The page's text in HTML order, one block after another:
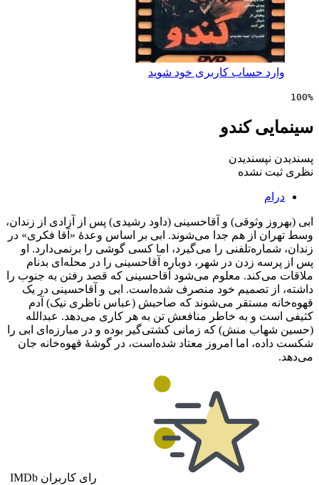
حساب کاربری خود شوید
کندو
نشده
وثوقی) و آقاحسینی (داود رشیدی) پس از آزادی از زندان،
از هم جدا می‌شوند. ابی بر اساس وعدهٔ «آقا فکری» در
را می‌گیرد، اما کسی گوشی را برنمی‌دارد. او
زدن در شهر، دوباره آقاحسینی را در محله‌ای بدنام
معلوم می‌شود آقاحسینی که قصد رفتن به جنوب را
تصمیم خود منصرف شده‌است. ابی و آقاحسینی در یک
مستقر می‌شوند که صاحبش (عباس ناظری نیک) آدم
و به خاطر منافعش تن به هر کاری می‌دهد. عبدالله
منش) که زمانی کشتی‌گیر بوده و در مبارزه‌ای ابی را
اما امروز معتاد شده‌است، در گوشهٔ قهوه‌خانه جان
رای کاربران IMDb